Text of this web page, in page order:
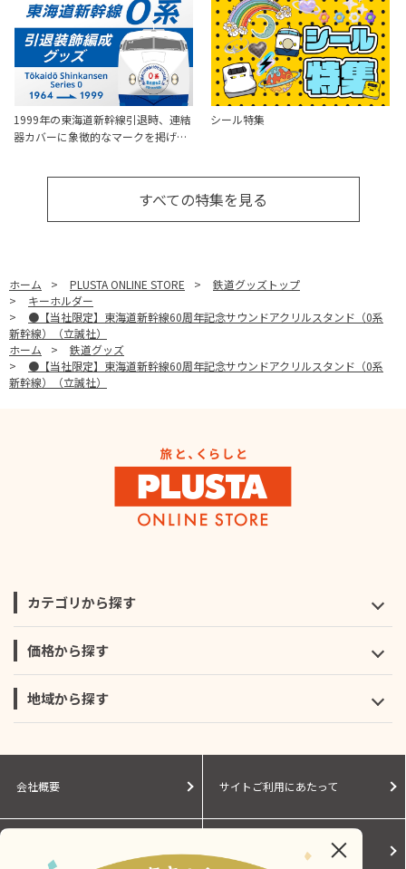
1999年の東海道新幹線引退時、連結
器カバーに象徴的なマークを掲げ…
シール特集
すべての特集を見る
ホーム > PLUSTA ONLINE STORE >
鉄道グッズトップ
>
キーホルダー
>
●【当社限定】東海道新幹線60周年記念サウンドアクリルスタンド（0系
新幹線）（立誠社）
ホーム
>
鉄道グッズ
>
●【当社限定】東海道新幹線60周年記念サウンドアクリルスタンド（0系
新幹線）（立誠社）
カテゴリから探す
価格から探す
地域から探す
会社概要 サイトご利用にあたって